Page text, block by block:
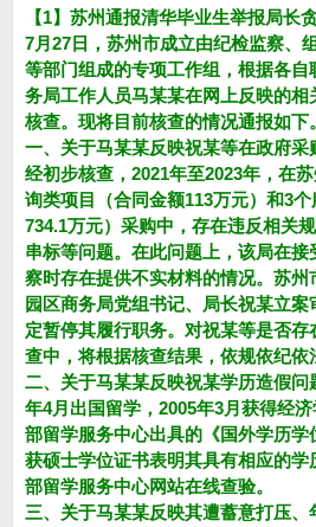
【1】苏州通报清华毕业生举报局长
7月27日，苏州市成立由纪检监察、
等部门组成的专项工作组，根据各
务局工作人员马某某在网上反映的
核查。现将目前核查的情况通报如下。
一、关于马某某反映祝某等在政府
经初步核查，2021年至2023年，在
询类项目（合同金额113万元）和3
734.1万元）采购中，存在违反相关
串标等问题。在此问题上，该局在
察时存在提供不实材料的情况。苏
园区商务局党组书记、局长祝某立
定暂停其履行职务。对祝某等是否
查中，将根据核查结果，依规依纪依
二、关于马某某反映祝某学历造假问
年4月出国留学，2005年3月获得经
部留学服务中心出具的《国外学历
获硕士学位证书表明其具有相应的
部留学服务中心网站在线查验。
三、关于马某某反映其遭蓄意打压